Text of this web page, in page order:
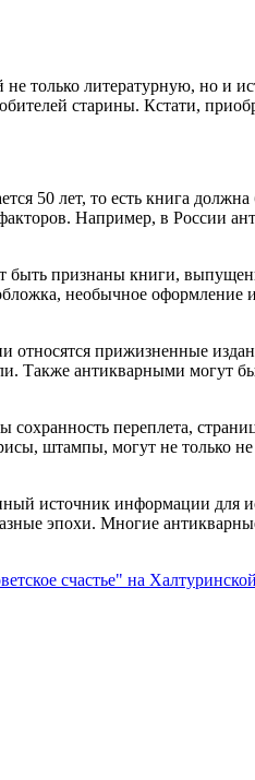
только литературную, но и
старины. Кстати,
50 лет, то есть книга
Например, в России
быть признаны книги,
необычное
относятся прижизненные
Также антикварными могут
переплета,
штампы, могут не только
источник информации для
эпохи. Многие
счастье" на Халтуринской